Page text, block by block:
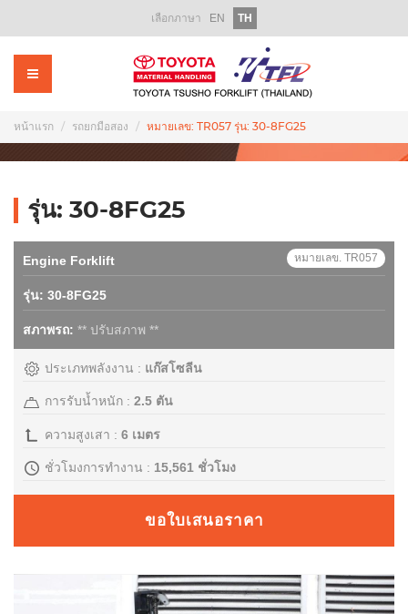
เลือกภาษา EN TH
รถโฟล์คลิฟท์ให้เช่า
อะไหล่
ข่าวสารองค์กร
สาขาของเรา
ติดต่อเรา
หน้าแรก รถยกมือสอง หมายเลข: TR057 รุ่น: 30-8FG25
หมายเลข. TR057
Engine Forklift
รุ่น: 30-8FG25
สภาพรถ: ** ปรับสภาพ **
ประเภทพลังงาน : แก๊สโซลีน
การรับน้ำหนัก : 2.5 ตัน
ความสูงเสา : 6 เมตร
ชั่วโมงการทำงาน : 15,561 ชั่วโมง
ขอใบเสนอราคา
รุ่น: 30-8FG25